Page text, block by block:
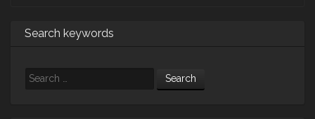
Search keywords
Search